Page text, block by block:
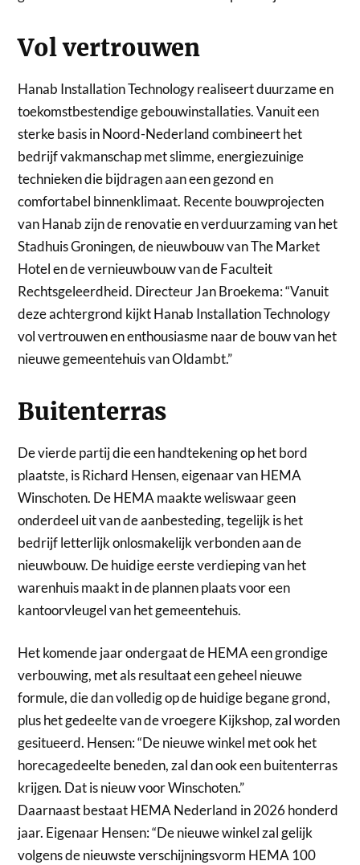
Vol vertrouwen
Hanab Installation Technology realiseert duurzame en
toekomstbestendige gebouwinstallaties. Vanuit een
sterke basis in Noord-Nederland combineert het
bedrijf vakmanschap met slimme, energiezuinige
technieken die bijdragen aan een gezond en
comfortabel binnenklimaat. Recente bouwprojecten
van Hanab zijn de renovatie en verduurzaming van het
Stadhuis Groningen, de nieuwbouw van The Market
Hotel en de vernieuwbouw van de Faculteit
Rechtsgeleerdheid. Directeur Jan Broekema: “Vanuit
deze achtergrond kijkt Hanab Installation Technology
vol vertrouwen en enthousiasme naar de bouw van het
nieuwe gemeentehuis van Oldambt.”
Buitenterras
De vierde partij die een handtekening op het bord
plaatste, is Richard Hensen, eigenaar van HEMA
Winschoten. De HEMA maakte weliswaar geen
onderdeel uit van de aanbesteding, tegelijk is het
bedrijf letterlijk onlosmakelijk verbonden aan de
nieuwbouw. De huidige eerste verdieping van het
warenhuis maakt in de plannen plaats voor een
kantoorvleugel van het gemeentehuis.
Het komende jaar ondergaat de HEMA een grondige
verbouwing, met als resultaat een geheel nieuwe
formule, die dan volledig op de huidige begane grond,
plus het gedeelte van de vroegere Kijkshop, zal worden
gesitueerd. Hensen: “De nieuwe winkel met ook het
horecagedeelte beneden, zal dan ook een buitenterras
krijgen. Dat is nieuw voor Winschoten.”
Daarnaast bestaat HEMA Nederland in 2026 honderd
jaar. Eigenaar Hensen: “De nieuwe winkel zal gelijk
volgens de nieuwste verschijningsvorm HEMA 100